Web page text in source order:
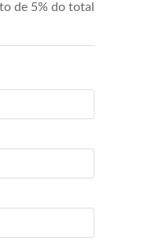
de 5% do total